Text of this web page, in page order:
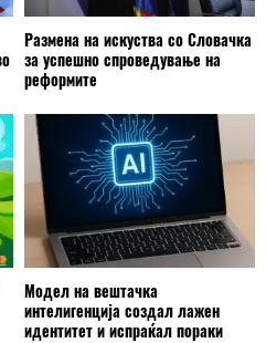
Размена на искуства со Словачка
за успешно спроведување на
реформите
Модел на вештачка
интелигенција создал лажен
идентитет и испраќал пораки